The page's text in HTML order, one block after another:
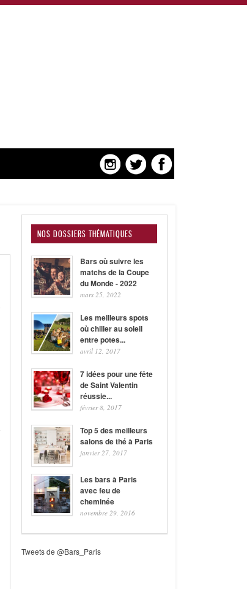
NOS DOSSIERS THÉMATIQUES
Bars où suivre les
matchs de la Coupe
du Monde - 2022
mars 25, 2022
Les meilleurs spots
où chiller au soleil
entre potes...
avril 12, 2017
7 idées pour une fête
de Saint Valentin
réussie...
février 8, 2017
Top 5 des meilleurs
salons de thé à Paris
janvier 27, 2017
Les bars à Paris
avec feu de
cheminée
novembre 29, 2016
Tweets de @Bars_Paris